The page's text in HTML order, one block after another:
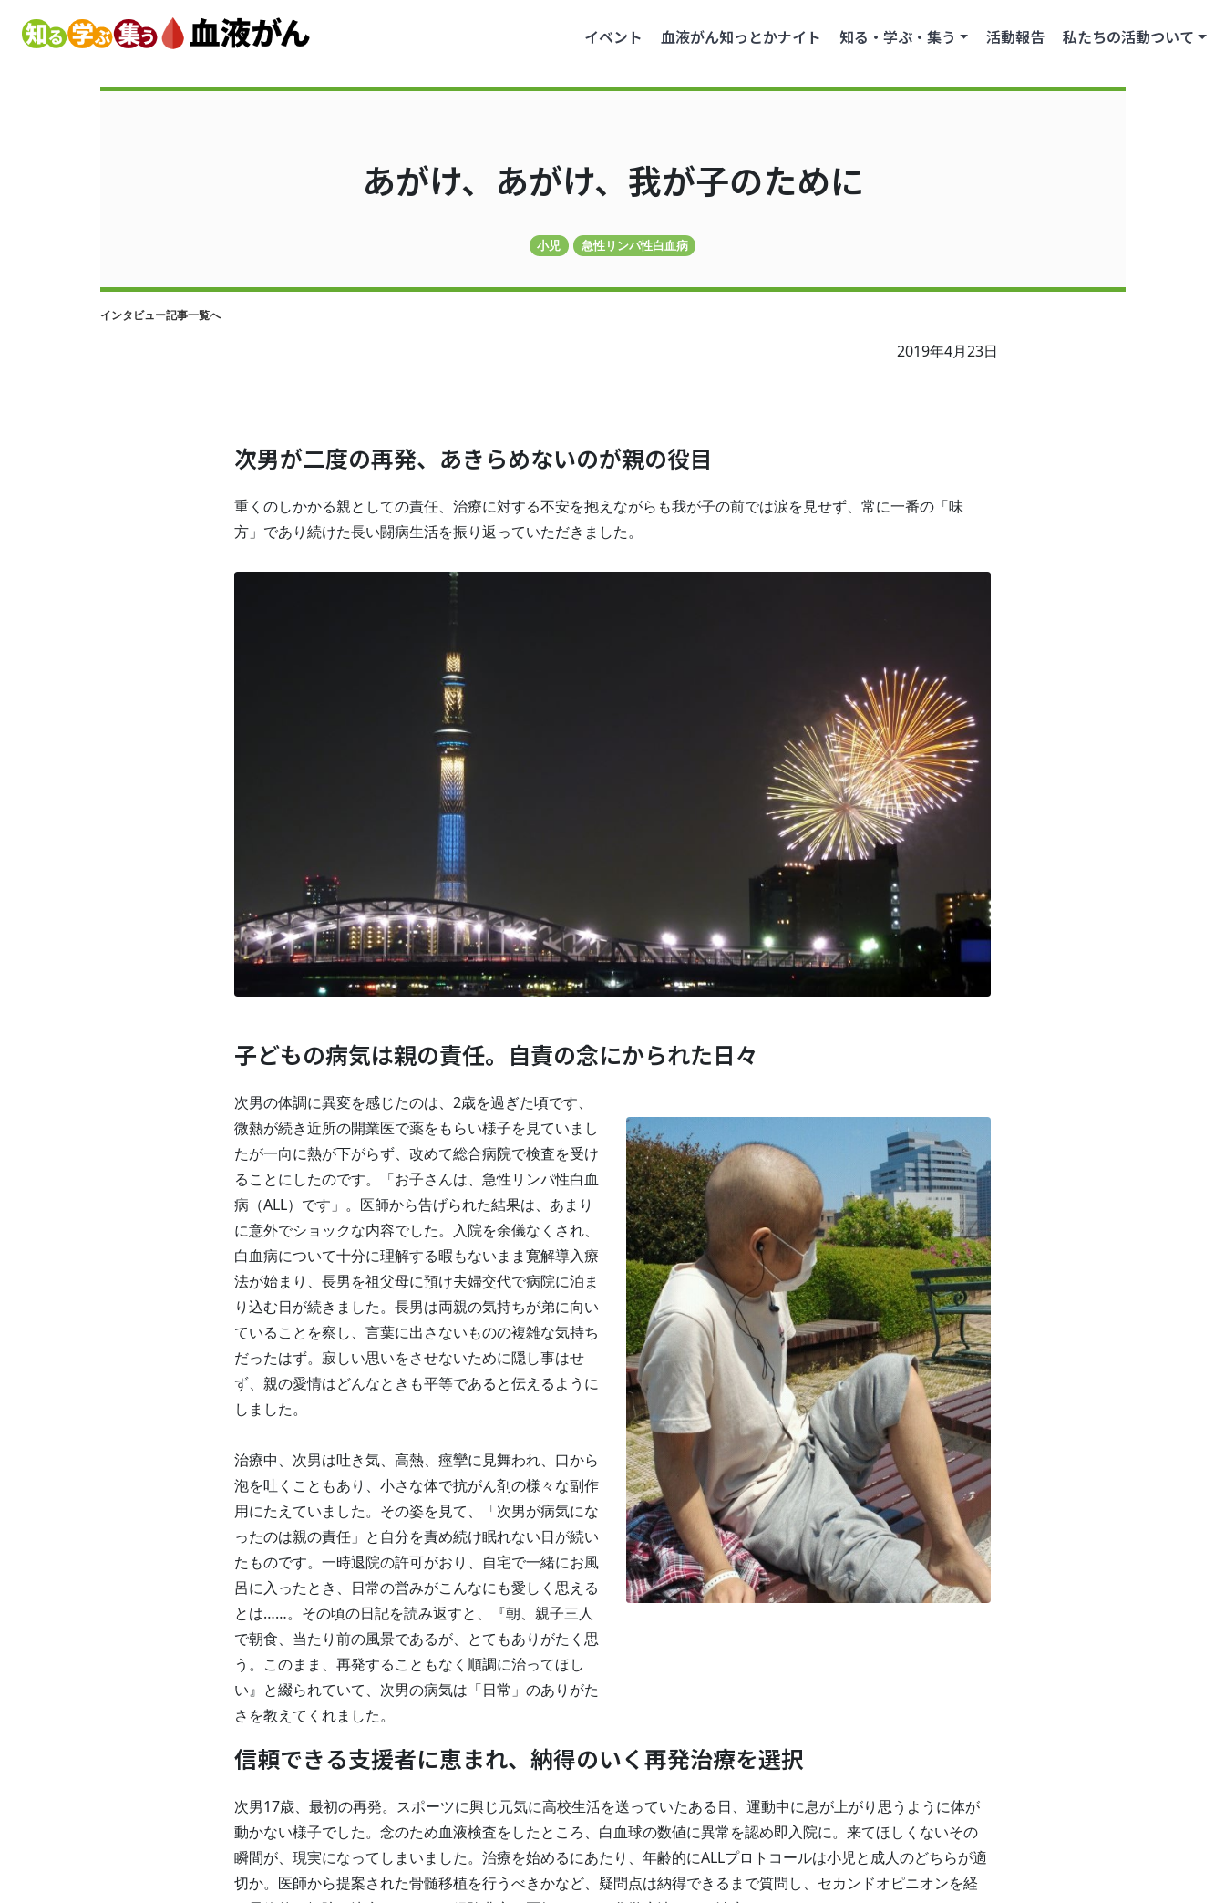
イベント 血液がん知っとかナイト 知る・学ぶ・集う 活動報告 私たちの活動ついて
あがけ、あがけ、我が子のために
小児 急性リンパ性白血病
インタビュー記事一覧へ
2019年4月23日
次男が二度の再発、あきらめないのが親の役目
重くのしかかる親としての責任、治療に対する不安を抱えながらも我が子の前では涙を見せず、常に一番の「味
方」であり続けた長い闘病生活を振り返っていただきました。
子どもの病気は親の責任。自責の念にかられた日々
次男の体調に異変を感じたのは、2歳を過ぎた頃です、
微熱が続き近所の開業医で薬をもらい様子を見ていまし
たが一向に熱が下がらず、改めて総合病院で検査を受け
ることにしたのです。「お子さんは、急性リンパ性白血
病（ALL）です」。医師から告げられた結果は、あまり
に意外でショックな内容でした。入院を余儀なくされ、
白血病について十分に理解する暇もないまま寛解導入療
法が始まり、長男を祖父母に預け夫婦交代で病院に泊ま
り込む日が続きました。長男は両親の気持ちが弟に向い
ていることを察し、言葉に出さないものの複雑な気持ち
だったはず。寂しい思いをさせないために隠し事はせ
ず、親の愛情はどんなときも平等であると伝えるように
しました。
治療中、次男は吐き気、高熱、痙攣に見舞われ、口から
泡を吐くこともあり、小さな体で抗がん剤の様々な副作
用にたえていました。その姿を見て、「次男が病気にな
ったのは親の責任」と自分を責め続け眠れない日が続い
たものです。一時退院の許可がおり、自宅で一緒にお風
呂に入ったとき、日常の営みがこんなにも愛しく思える
とは……。その頃の日記を読み返すと、『朝、親子三人
で朝食、当たり前の風景であるが、とてもありがたく思
う。このまま、再発することもなく順調に治ってほし
い』と綴られていて、次男の病気は「日常」のありがた
さを教えてくれました。
信頼できる支援者に恵まれ、納得のいく再発治療を選択
次男17歳、最初の再発。スポーツに興じ元気に高校生活を送っていたある日、運動中に息が上がり思うように体が
動かない様子でした。念のため血液検査をしたところ、白血球の数値に異常を認め即入院に。来てほしくないその
瞬間が、現実になってしまいました。治療を始めるにあたり、年齢的にALLプロトコールは小児と成人のどちらが適
切か。医師から提案された骨髄移植を行うべきかなど、疑問点は納得できるまで質問し、セカンドオピニオンを経